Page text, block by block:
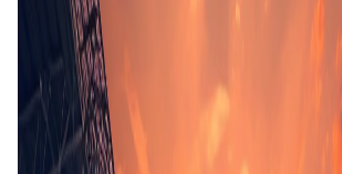
E. Hovland(L. Vapne)
O. Kallevaag
I. Barnett
(S. Amble Haugen)
J. Friberg Skaug(J. Solstad-Noeis)